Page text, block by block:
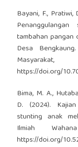
Bayani, F., Pratiwi,
tambahan
Desa
https://doi.org/
Bima, M. A.,
D. (2024).
stunting anak
Ilmiah
https://doi.org/